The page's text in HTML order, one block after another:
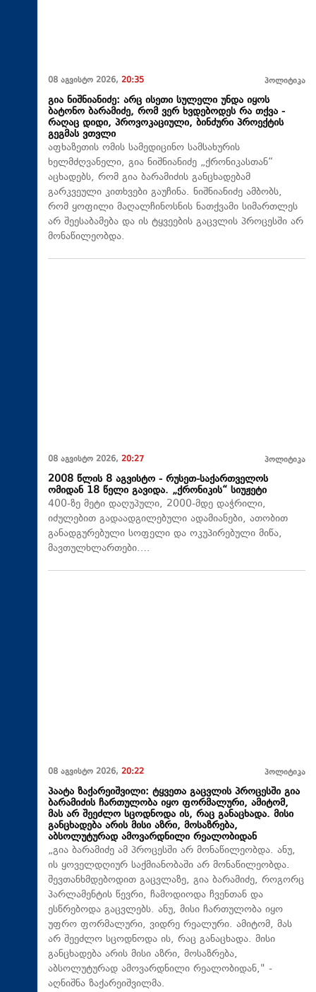
08 აგვისტო 2026, 20:35 პოლიტიკა
გია ნიშნიანიძე: არც ისეთი სულელი უნდა იყოს
ბატონო ბარამიძე, რომ ვერ ხვდებოდეს რა თქვა -
რაღაც დიდი, პროვოკაციული, ბინძური პროექტის
გეგმას ვთვლი
აფხაზეთის ომის სამედიცინო სამსახურის
ხელმძღვანელი, გია ნიშნიანიძე „ქრონიკასთან“
აცხადებს, რომ გია ბარამიძის განცხადებამ
გარკვეული კითხვები გაუჩინა. ნიშნიანიძე ამბობს,
რომ ყოფილი მაღალჩინოსნის ნათქვამი სიმართლეს
არ შეესაბამება და ის ტყვეების გაცვლის პროცესში არ
მონაწილეობდა.
08 აგვისტო 2026, 20:27 პოლიტიკა
2008 წლის 8 აგვისტო - რუსეთ-საქართველოს
ომიდან 18 წელი გავიდა. „ქრონიკის“ სიუჟეტი
400-ზე მეტი დაღუპული, 2000-მდე დაჭრილი,
იძულებით გადაადგილებული ადამიანები, ათობით
განადგურებული სოფელი და ოკუპირებული მიწა,
მავთულხლართები….
08 აგვისტო 2026, 20:22 პოლიტიკა
პაატა ზაქარეიშვილი: ტყვეთა გაცვლის პროცესში გია
ბარამიძის ჩართულობა იყო ფორმალური, ამიტომ,
მას არ შეეძლო სცოდნოდა ის, რაც განაცხადა. მისი
განცხადება არის მისი აზრი, მოსაზრება,
აბსოლუტურად ამოვარდნილი რეალობიდან
„გია ბარამიძე ამ პროცესში არ მონაწილეობდა. ანუ,
ის ყოველდღიურ საქმიანობაში არ მონაწილეობდა.
შევთანხმდებოდით გაცვლაზე, გია ბარამიძე, როგორც
პარლამენტის წევრი, ჩამოდიოდა ჩვენთან და
ესწრებოდა გაცვლებს. ანუ, მისი ჩართულობა იყო
უფრო ფორმალური, ვიდრე რეალური. ამიტომ, მას
არ შეეძლო სცოდნოდა ის, რაც განაცხადა. მისი
განცხადება არის მისი აზრი, მოსაზრება,
აბსოლუტურად ამოვარდნილი რეალობიდან," -
აღნიშნა ზაქარეიშვილმა.